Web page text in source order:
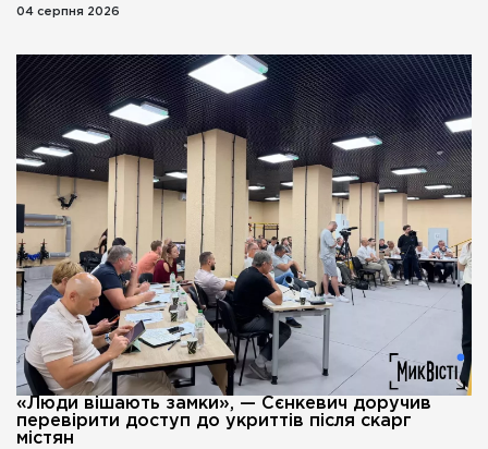
04 серпня 2026
«Люди вішають замки», — Сєнкевич доручив
перевірити доступ до укриттів після скарг
містян